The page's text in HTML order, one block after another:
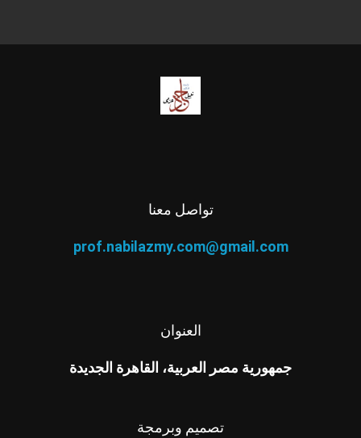
تواصل معنا
prof.nabilazmy.com@gmail.com
العنوان
جمهورية مصر العربية، القاهرة الجديدة
تصميم وبرمجة